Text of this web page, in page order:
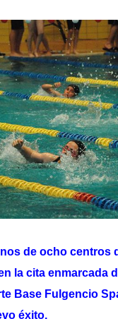
de ocho centros
la cita enmarcada
Base Fulgencio
éxito.